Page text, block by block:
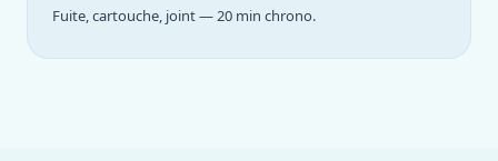
Fuite, cartouche, joint — 20 min chrono.